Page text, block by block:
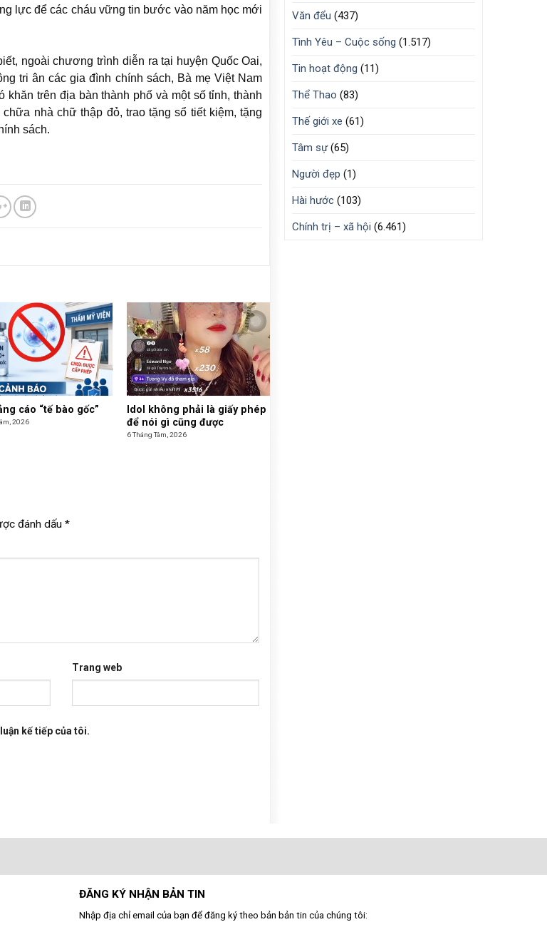
lực để các cháu vững tin bước vào năm học mới
ngoài chương trình diễn ra tại huyện Quốc Oai,
tri ân các gia đình chính sách, Bà mẹ Việt Nam
trên địa bàn thành phố và một số tỉnh, thành
nhà chữ thập đỏ, trao tặng sổ tiết kiệm, tặng
sách.
cáo “tế bào gốc”
2026
Idol không phải là giấy phép
để nói gì cũng được
6 Tháng Tám, 2026
đánh dấu *
Trang web
kế tiếp của tôi.
Văn đểu (437)
Tình Yêu – Cuộc sống (1.517)
Tin hoạt động (11)
Thể Thao (83)
Thế giới xe (61)
Tâm sự(65)
Người đẹp (1)
Hài hước (103)
Chính trị – xã hội (6.461)
ĐĂNG KÝ NHẬN BẢN TIN
Nhập địa chỉ email của bạn để đăng ký theo bản bản tin của chúng tôi: